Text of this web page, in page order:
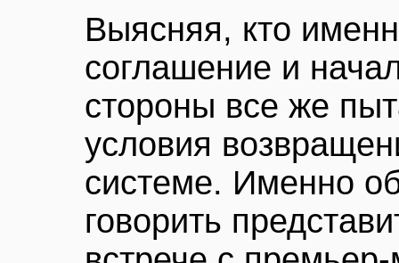
Выясняя, кто
соглашение и
стороны все же
условия
системе. Именно
говорить